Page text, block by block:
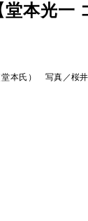
堂本光
本氏） 写真／桜